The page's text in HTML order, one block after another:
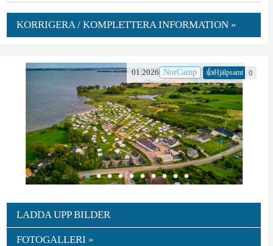
KORRIGERA / KOMPLETTERA INFORMATION »
01.2026 NorCamp 👍Hjälpsamt 0
LADDA UPP BILDER
FOTOGALLERI »